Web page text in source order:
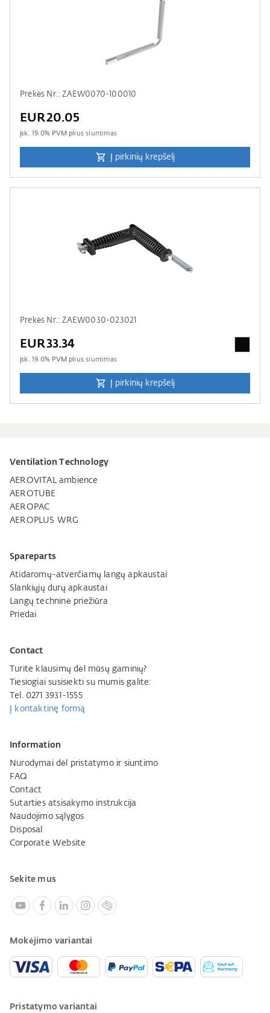
Prekės Nr.: ZAEW0070-100010
EUR20.05
įsk. 19.0% PVM pliussiuntimas
Į pirkinių krepšelį
Prekės Nr.: ZAEW0030-023021
EUR33.34
įsk. 19.0% PVM pliussiuntimas
Į pirkinių krepšelį
Ventilation Technology
AEROVITAL ambience
AEROTUBE
AEROPAC
AEROPLUS WRG
Spareparts
Atidaromų-atverčiamų langų apkaustai
Slankiųjų durų apkaustai
Langų techninė priežiūra
Priedai
Contact
Turite klausimų dėl mūsų gaminių?
Tiesiogiai susisiekti su mumis galite:
Tel. 0271 3931-1555
Į kontaktinę formą
Information
Nurodymai dėl pristatymo ir siuntimo
FAQ
Contact
Sutarties atsisakymo instrukcija
Naudojimo sąlygos
Disposal
Corporate Website
Sekite mus
Mokėjimo variantai
Pristatymo variantai